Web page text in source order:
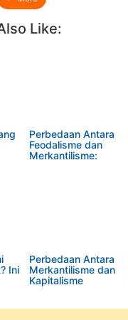
Like:
Perbedaan Antara
Feodalisme dan
Merkantilisme:
Ini
Perbedaan Antara
Merkantilisme dan
Kapitalisme
Sistem Ekonomi